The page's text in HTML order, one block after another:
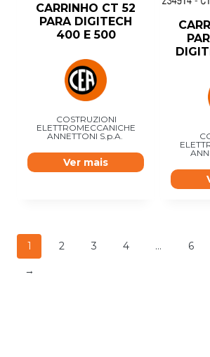
CARRINHO CT 52
PARA DIGITECH
400 E 500
COSTRUZIONI
ELETTROMECCANICHE
ANNETTONI S.p.A.
Ver mais
1 2 3 4 … 6
→